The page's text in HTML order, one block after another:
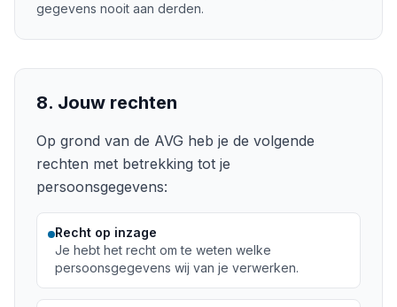
gegevens nooit aan derden.
8. Jouw rechten
Op grond van de AVG heb je de volgende
rechten met betrekking tot je
persoonsgegevens:
Recht op inzage
Je hebt het recht om te weten welke
persoonsgegevens wij van je verwerken.